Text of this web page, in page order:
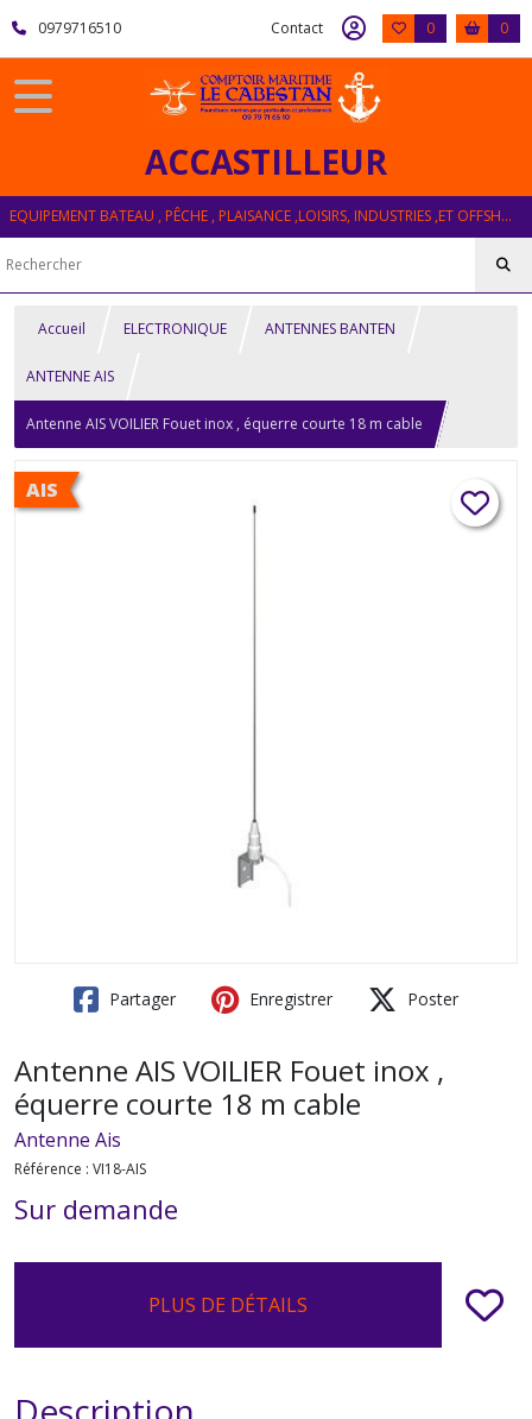
0979716510 Contact 0 0
ACCASTILLEUR
EQUIPEMENT BATEAU , PÊCHE , PLAISANCE ,LOISIRS, INDUSTRIES ,ET OFFSHORE
Accueil ELECTRONIQUE ANTENNES BANTEN
ANTENNE AIS
Antenne AIS VOILIER Fouet inox , équerre courte 18 m cable
AIS
Partager Enregistrer Poster
Antenne AIS VOILIER Fouet inox ,
équerre courte 18 m cable
Antenne Ais
Référence : VI18-AIS
Sur demande
PLUS DE DÉTAILS